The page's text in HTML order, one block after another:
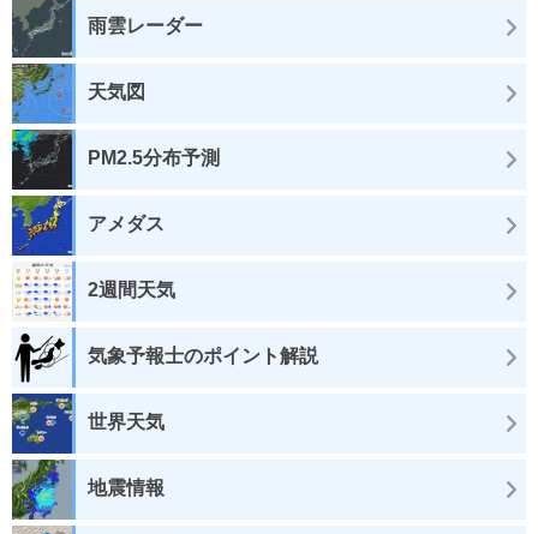
雨雲レーダー
天気図
PM2.5分布予測
アメダス
2週間天気
気象予報士のポイント解説
世界天気
地震情報